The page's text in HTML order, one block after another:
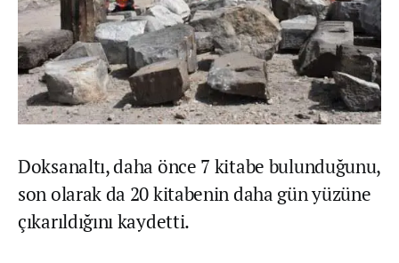
Doksanaltı, daha önce 7 kitabe bulunduğunu,
son olarak da 20 kitabenin daha gün yüzüne
çıkarıldığını kaydetti.